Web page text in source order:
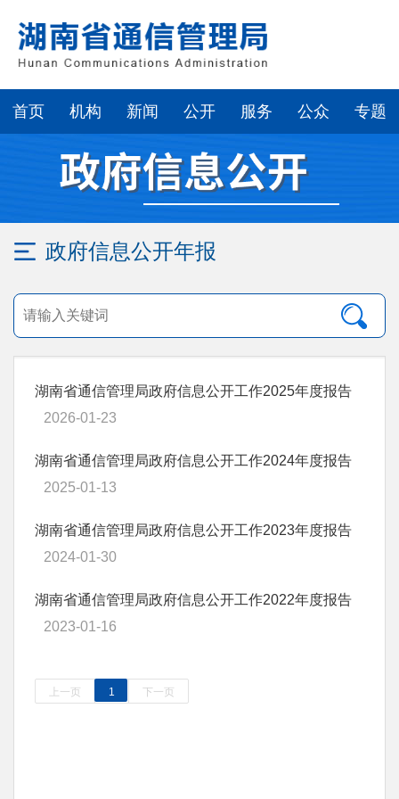
首页 机构 新闻 公开 服务 公众 专题
政府信息公开年报
湖南省通信管理局政府信息公开工作2025年度报告
2026-01-23
湖南省通信管理局政府信息公开工作2024年度报告
2025-01-13
湖南省通信管理局政府信息公开工作2023年度报告
2024-01-30
湖南省通信管理局政府信息公开工作2022年度报告
2023-01-16
上一页 1 下一页